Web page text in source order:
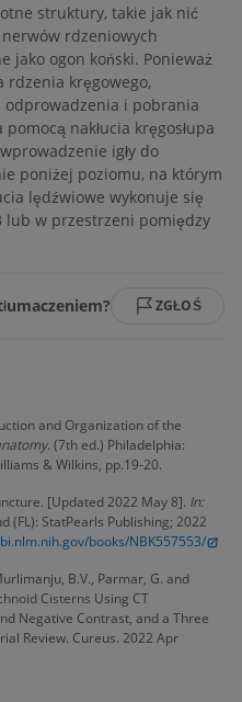
struktury, takie jak nić
rdzeniowych
jako ogon koński. Ponieważ
rdzenia kręgowego,
odprowadzenia i pobrania
nakłucia kręgosłupa
igły do
poniżej poziomu, na którym
lędźwiowe wykonuje się
lub w przestrzeni pomiędzy
ZGŁOŚ
and Organization of the
(7th ed.) Philadelphia:
& Wilkins, pp.19-20.
[Updated 2022 May 8]. In:
(FL): StatPearls Publishing; 2022
books/NBK557553/
B.V., Parmar, G. and
Cisterns Using CT
Negative Contrast, and a Three
Review. Cureus. 2022 Apr